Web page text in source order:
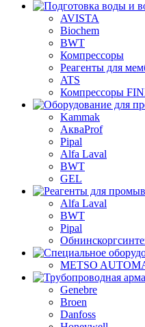
AVISTA
Biochem
BWT
Компрессоры
Реагенты для
ATS
Компрессоры
Kammak
АкваProf
Pipal
Alfa Laval
BWT
GEL
Alfa Laval
BWT
Pipal
METSO
Genebre
Broen
Danfoss